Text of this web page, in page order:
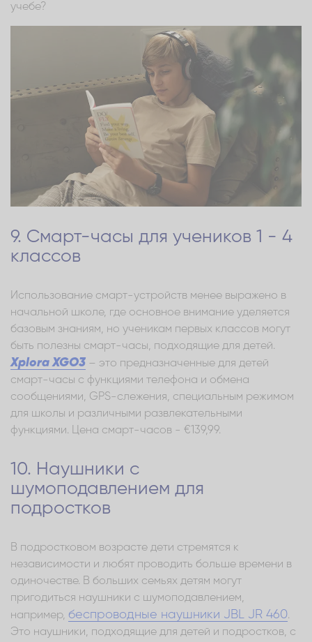
учебе?
9. Смарт-часы для учеников 1 - 4
классов
Использование смарт-устройств менее выражено в
начальной школе, где основное внимание уделяется
базовым знаниям, но ученикам первых классов могут
быть полезны смарт-часы, подходящие для детей.
Xplora XGO3 – это предназначенные для детей
смарт-часы с функциями телефона и обмена
сообщениями, GPS-слежения, специальным режимом
для школы и различными развлекательными
функциями. Цена смарт-часов - €139,99.
10. Наушники с
шумоподавлением для
подростков
В подростковом возрасте дети стремятся к
независимости и любят проводить больше времени в
одиночестве. В больших семьях детям могут
пригодиться наушники с шумоподавлением,
например, беспроводные наушники JBL JR 460.
Это наушники, подходящие для детей и подростков, с